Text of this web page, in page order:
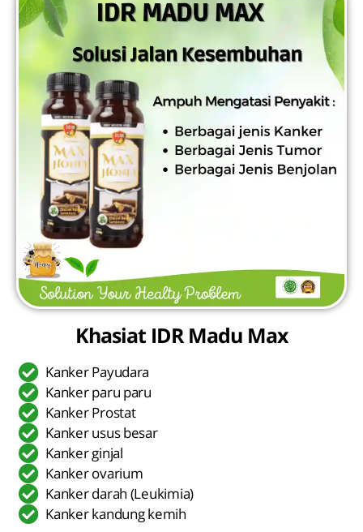
Khasiat IDR Madu Max
Kanker Payudara
Kanker paru paru
Kanker Prostat
Kanker usus besar
Kanker ginjal
Kanker ovarium
Kanker darah (Leukimia)
Kanker kandung kemih